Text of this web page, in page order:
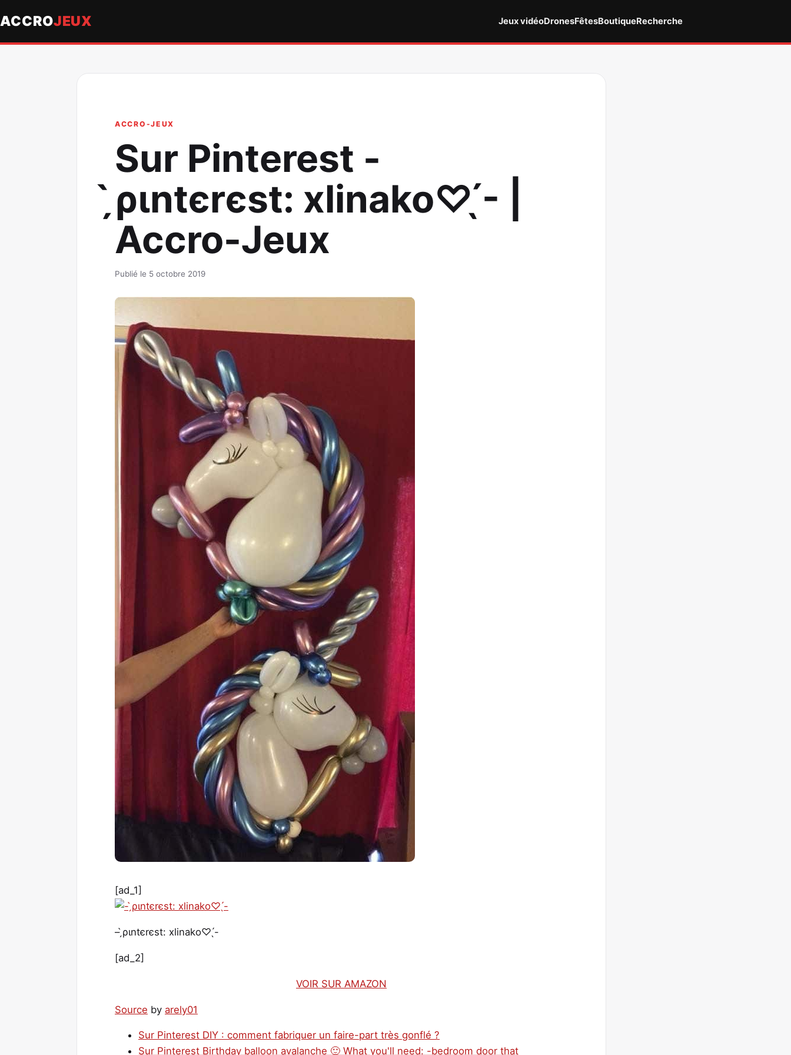
ACCROJEUX Jeux vidéoDronesFêtesBoutiqueRecherche
ACCRO-JEUX
Sur Pinterest -
̗̀ριntєrєѕt: xlinako♡ ̖́- |
Accro-Jeux
Publié le 5 octobre 2019
[ad_1]
– ̗̀ριntєrєѕt: xlinako♡ ̖́-
[ad_2]
VOIR SUR AMAZON
Source by arely01
Sur Pinterest DIY : comment fabriquer un faire-part très gonflé ?
Sur Pinterest Birthday balloon avalanche 🙂 What you'll need: -bedroom door that